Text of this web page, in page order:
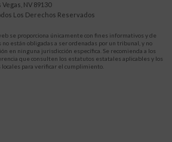
Vegas, NV 89130
Los Derechos Reservados
se proporciona únicamente con fines informativos y de
están obligadas a ser ordenadas por un tribunal, y no
en ninguna jurisdicción específica. Se recomienda a los
que consulten los estatutos estatales aplicables y los
para verificar el cumplimiento.